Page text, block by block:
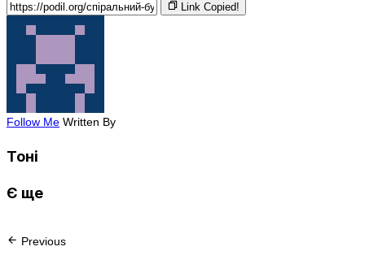
Link Copied!
Follow Me Written By
Тоні
Є ще
Previous